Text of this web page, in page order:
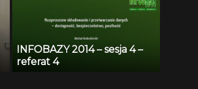
INFOBAZY 2014 – sesja 4 –
referat 4